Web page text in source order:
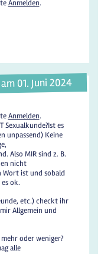
Anmelden.
01. Juni 2024
Anmelden.
Sexualkunde?Ist es
unpassend) Keine
Also MIR sind z. B.
nicht
Wort ist und sobald
ok.
etc.) checkt ihr
Allgemein und
oder weniger?
alle